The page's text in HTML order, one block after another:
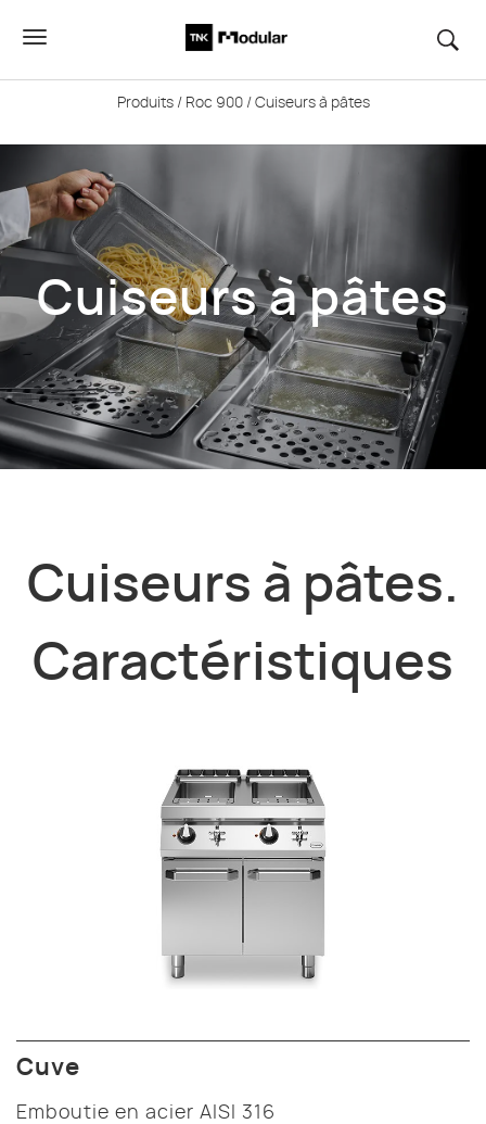
Produits/ Roc 900/ Cuiseurs à pâtes
Cuiseurs à pâtes
Cuiseurs à pâtes.
Caractéristiques
Cuve
Emboutie en acier AISI 316